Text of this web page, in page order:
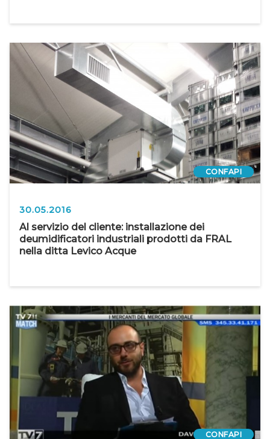
CONFAPI
30.05.2016
Al servizio del cliente: installazione dei
deumidificatori industriali prodotti da FRAL
nella ditta Levico Acque
CONFAPI